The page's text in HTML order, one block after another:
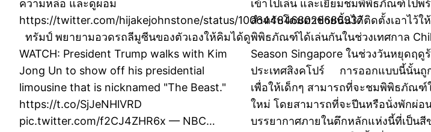
ความหล่อ และดูผอม
https://twitter.com/hijakejohnstone/status/1006448468028686337
ทรัมป์ พยายามอวดรถลีมูซีนของตัวเองให้คิมได้ดู
WATCH: President Trump walks with Kim
Jong Un to show off his presidential
limousine that is nicknamed "The Beast."
https://t.co/SjJeNHlVRD
pic.twitter.com/f2CJ4ZHR6x — NBC…
เข้าไปเล่น และเยี่ยมชมพิพิธภัณฑ์ไปพ
สำหรับโดมตาข่ายนั้นได้ติดตั้งเอาไว้ใ
พิพิธภัณฑ์ได้เล่นกันในช่วงเทศกาล
Season Singapore ในช่วงวันหยุดฤดู
ประเทศสิงคโปร์ การออกแบบนี้นั้นถู
เพื่อให้เด็กๆ สามารถที่จะชมพิพิธภัณฑ์
ใหม่ โดยสามารถที่จะปีนหรือนั่งพักผ่อ
บรรยากาศภายในตึกหลักแห่งนี้ที่เป็นสี